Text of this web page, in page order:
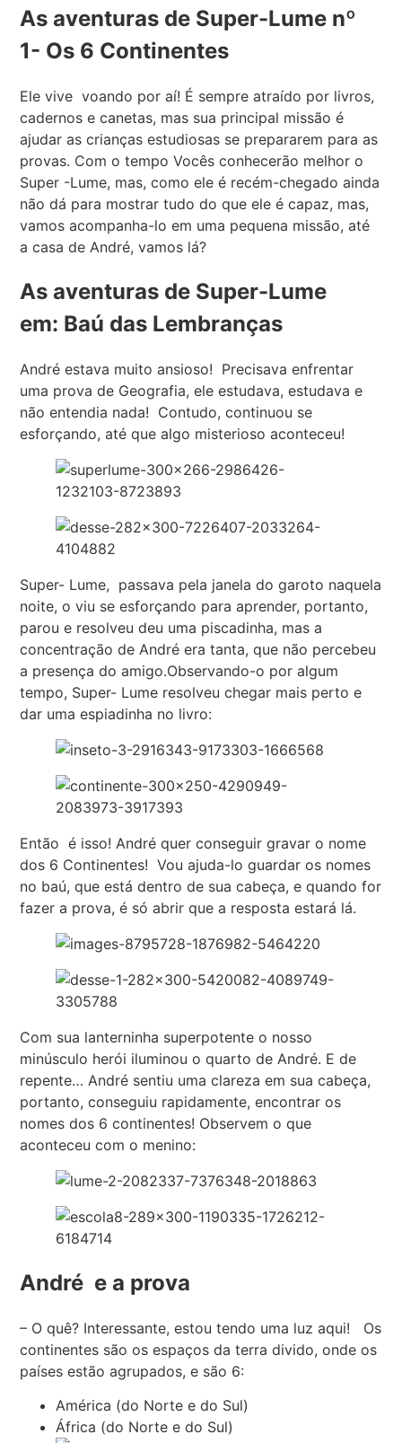
As aventuras de Super-Lume nº
1- Os 6 Continentes
Ele vive voando por aí! É sempre atraído por livros,
cadernos e canetas, mas sua principal missão é
ajudar as crianças estudiosas se prepararem para as
provas. Com o tempo Vocês conhecerão melhor o
Super -Lume, mas, como ele é recém-chegado ainda
não dá para mostrar tudo do que ele é capaz, mas,
vamos acompanha-lo em uma pequena missão, até
a casa de André, vamos lá?
As aventuras de Super-Lume
em: Baú das Lembranças
André estava muito ansioso! Precisava enfrentar
uma prova de Geografia, ele estudava, estudava e
não entendia nada! Contudo, continuou se
esforçando, até que algo misterioso aconteceu!
Super- Lume, passava pela janela do garoto naquela
noite, o viu se esforçando para aprender, portanto,
parou e resolveu deu uma piscadinha, mas a
concentração de André era tanta, que não percebeu
a presença do amigo.Observando-o por algum
tempo, Super- Lume resolveu chegar mais perto e
dar uma espiadinha no livro:
Então é isso! André quer conseguir gravar o nome
dos 6 Continentes! Vou ajuda-lo guardar os nomes
no baú, que está dentro de sua cabeça, e quando for
fazer a prova, é só abrir que a resposta estará lá.
Com sua lanterninha superpotente o nosso
minúsculo herói iluminou o quarto de André. E de
repente… André sentiu uma clareza em sua cabeça,
portanto, conseguiu rapidamente, encontrar os
nomes dos 6 continentes! Observem o que
aconteceu com o menino:
André e a prova
– O quê? Interessante, estou tendo uma luz aqui! Os
continentes são os espaços da terra divido, onde os
países estão agrupados, e são 6:
América (do Norte e do Sul)
África (do Norte e do Sul)